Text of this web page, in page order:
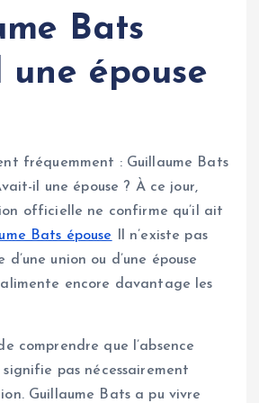
Bats
épouse
fréquemment : Guillaume Bats
il une épouse ? À ce jour,
officielle ne confirme qu’il ait
Bats épouse Il n’existe pas
union ou d’une épouse
encore davantage les
comprendre que l’absence
pas nécessairement
Guillaume Bats a pu vivre